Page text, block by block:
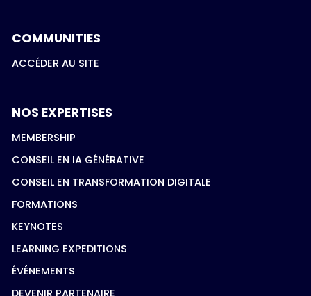
COMMUNITIES
ACCÉDER AU SITE
NOS EXPERTISES
MEMBERSHIP
CONSEIL EN IA GÉNÉRATIVE
CONSEIL EN TRANSFORMATION DIGITALE
FORMATIONS
KEYNOTES
LEARNING EXPEDITIONS
ÉVÉNEMENTS
DEVENIR PARTENAIRE